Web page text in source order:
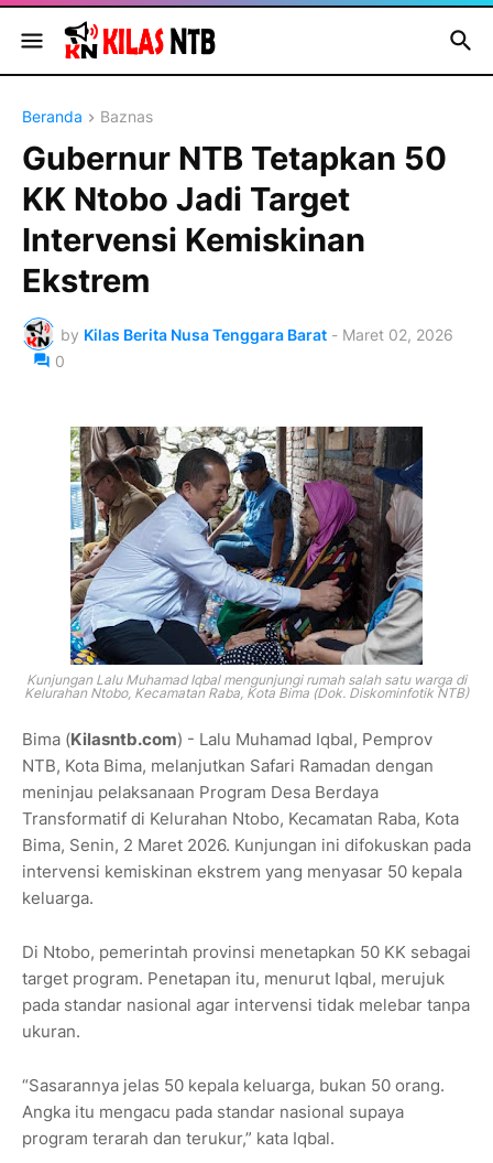
Beranda Baznas
Gubernur NTB Tetapkan 50
KK Ntobo Jadi Target
Intervensi Kemiskinan
Ekstrem
by Kilas Berita Nusa Tenggara Barat - Maret 02, 2026
0
Kunjungan Lalu Muhamad Iqbal mengunjungi rumah salah satu warga di
Kelurahan Ntobo, Kecamatan Raba, Kota Bima (Dok. Diskominfotik NTB)
Bima (Kilasntb.com) - Lalu Muhamad Iqbal, Pemprov
NTB, Kota Bima, melanjutkan Safari Ramadan dengan
meninjau pelaksanaan Program Desa Berdaya
Transformatif di Kelurahan Ntobo, Kecamatan Raba, Kota
Bima, Senin, 2 Maret 2026. Kunjungan ini difokuskan pada
intervensi kemiskinan ekstrem yang menyasar 50 kepala
keluarga.
Di Ntobo, pemerintah provinsi menetapkan 50 KK sebagai
target program. Penetapan itu, menurut Iqbal, merujuk
pada standar nasional agar intervensi tidak melebar tanpa
ukuran.
“Sasarannya jelas 50 kepala keluarga, bukan 50 orang.
Angka itu mengacu pada standar nasional supaya
program terarah dan terukur,” kata Iqbal.